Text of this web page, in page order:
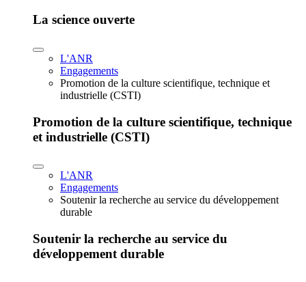
La science ouverte
L'ANR
Engagements
Promotion de la culture scientifique, technique et
industrielle (CSTI)
Promotion de la culture scientifique, technique
et industrielle (CSTI)
L'ANR
Engagements
Soutenir la recherche au service du développement
durable
Soutenir la recherche au service du
développement durable